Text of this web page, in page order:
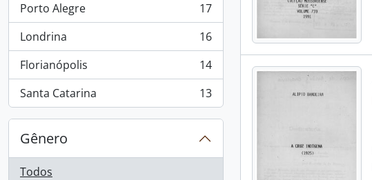
Porto Alegre
, 17 resultados
17
Londrina
, 16 resultados
16
Florianópolis
, 14 resultados
14
Santa Catarina
, 13 resultados 13
Gênero
Todos